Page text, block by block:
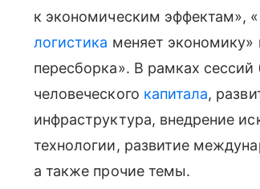
к экономическим эффектам»,
логистика меняет экономику»
пересборка». В рамках
человеческого капитала,
инфраструктура, внедрение
технологии, развитие
а также прочие темы.